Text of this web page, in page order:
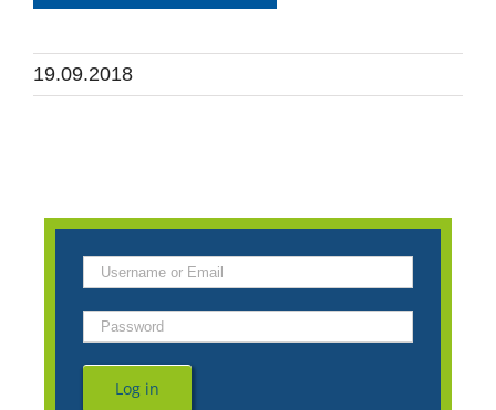
19.09.2018
Log in